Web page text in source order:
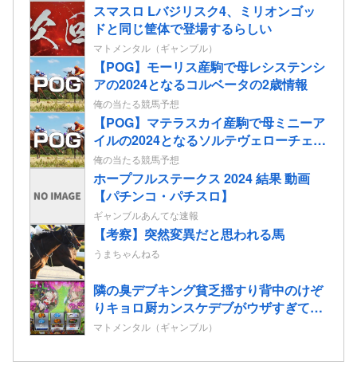
スマスロ Lバジリスク4、ミリオンゴッ
ドと同じ筐体で登場するらしい
マトメンタル（ギャンブル）
【POG】モーリス産駒で母レシステンシ
アの2024となるコルベータの2歳情報
俺の当たる競馬予想
【POG】マテラスカイ産駒で母ミニーア
イルの2024となるソルテヴェローチェの
2歳情報
俺の当たる競馬予想
ホープフルステークス 2024 結果 動画
【パチンコ・パチスロ】
ギャンブルあんてな速報
【考察】突然変異だと思われる馬
うまちゃんねる
隣の臭デブキング貧乏揺すり背中のけぞ
りキョロ厨カンスケデブがウザすぎて心
が折れそう…
マトメンタル（ギャンブル）